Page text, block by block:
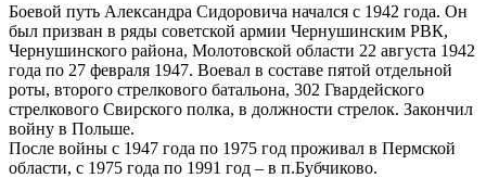
Боевой путь Александра Сидоровича начался с 1942 года. Он
был призван в ряды советской армии Чернушинским РВК,
Чернушинского района, Молотовской области 22 августа 1942
года по 27 февраля 1947. Воевал в составе пятой отдельной
роты, второго стрелкового батальона, 302 Гвардейского
стрелкового Свирского полка, в должности стрелок. Закончил
войну в Польше.
После войны с 1947 года по 1975 год проживал в Пермской
области, с 1975 года по 1991 год – в п.Бубчиково.